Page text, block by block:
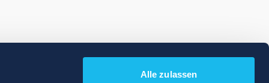
Alle zulassen